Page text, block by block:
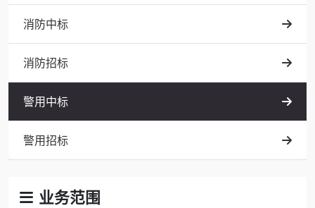
消防中标
消防招标
警用中标
警用招标
业务范围